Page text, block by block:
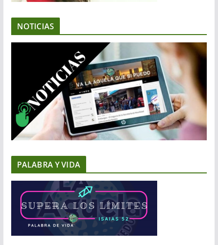
NOTICIAS
PALABRA Y VIDA